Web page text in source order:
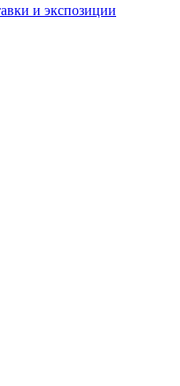
и экспозиции